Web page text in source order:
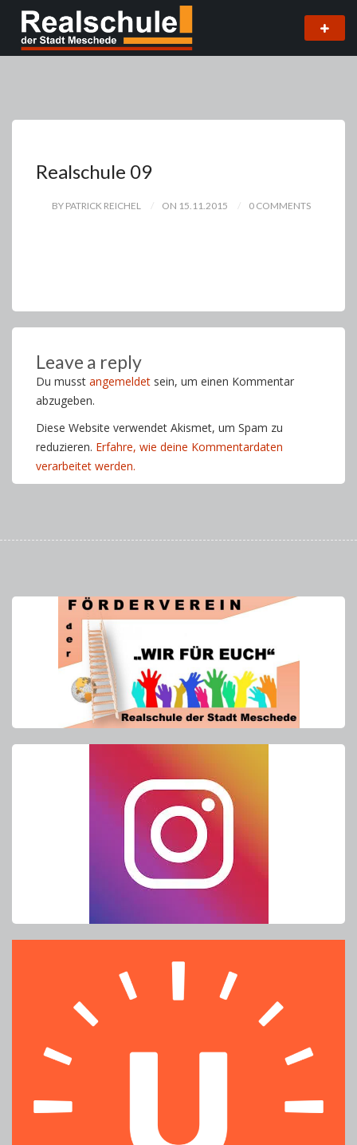
Realschule 09
BY PATRICK REICHEL ON 15.11.2015 0 COMMENTS
Leave a reply
Du musst angemeldet sein, um einen Kommentar
abzugeben.
Diese Website verwendet Akismet, um Spam zu
reduzieren. Erfahre, wie deine Kommentardaten
verarbeitet werden.